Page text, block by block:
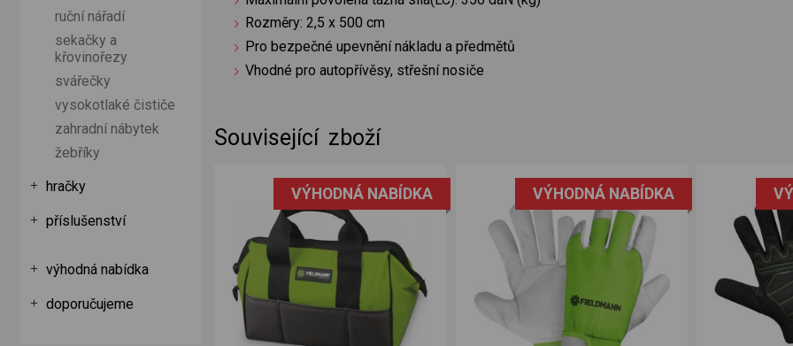
Rozměry: 2,5 x 500 cm
Pro bezpečné upevnění nákladu a předmětů
Vhodné pro autopřívěsy, střešní nosiče
Související zboží
VÝHODNÁ NABÍDKA VÝHODNÁ NABÍDKA
ruční nářadí
sekačky a
křovinořezy
svářečky
vysokotlaké čističe
zahradní nábytek
žebříky
hračky
příslušenství
výhodná nabídka
doporučujeme